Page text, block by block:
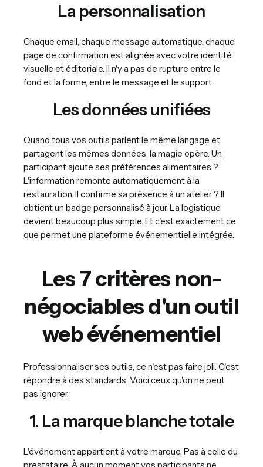
La personnalisation
Chaque email, chaque message automatique, chaque
page de confirmation est alignée avec votre identité
visuelle et éditoriale. Il n'y a pas de rupture entre le
fond et la forme, entre le message et le support.
Les données unifiées
Quand tous vos outils parlent le même langage et
partagent les mêmes données, la magie opère. Un
participant ajoute ses préférences alimentaires ?
L'information remonte automatiquement à la
restauration. Il confirme sa présence à un atelier ? Il
obtient un badge personnalisé à jour. La logistique
devient beaucoup plus simple. Et c'est exactement ce
que permet une plateforme événementielle intégrée.
Les 7 critères non-
négociables d'un outil
web événementiel
Professionnaliser ses outils, ce n'est pas faire joli. C'est
répondre à des standards. Voici ceux qu'on ne peut
pas ignorer.
1. La marque blanche totale
L'événement appartient à votre marque. Pas à celle du
prestataire. À aucun moment vos participants ne